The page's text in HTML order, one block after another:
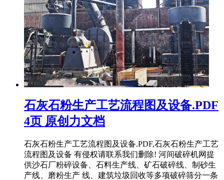
石灰石粉生产工艺流程图及设备.PDF
4页 原创力文档
石灰石粉生产工艺流程图及设备.PDF,石灰石粉生产工艺
流程图及设备 有侵权请联系我们删除! 河间破碎机网提
供沙石厂粉碎设备、石料生产线、矿石破碎线、制砂生
产线、磨粉生产 线、建筑垃圾回收等多项破碎筛分一条